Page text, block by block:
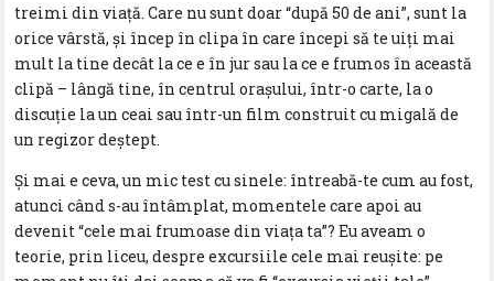
treimi din viaţă. Care nu sunt doar “după 50 de ani”, sunt la
orice vârstă, și încep în clipa în care începi să te uiţi mai
mult la tine decât la ce e în jur sau la ce e frumos în această
clipă – lângă tine, în centrul orașului, într-o carte, la o
discuţie la un ceai sau într-un film construit cu migală de
un regizor deştept.
Şi mai e ceva, un mic test cu sinele: întreabă-te cum au fost,
atunci când s-au întâmplat, momentele care apoi au
devenit “cele mai frumoase din viaţa ta”? Eu aveam o
teorie, prin liceu, despre excursiile cele mai reușite: pe